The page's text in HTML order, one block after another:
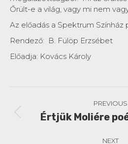
Őrült-e a világ, vagy mi nem
Az előadás a Spektrum Színház
Rendező: B. Fülöp Erzsébet
Előadja: Kovács Károly
navigation
PREVIOUS
Értjük Moliére
NEXT